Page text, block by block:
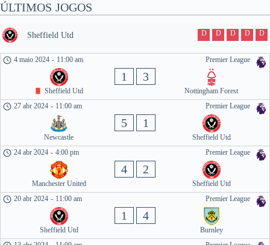
ÚLTIMOS JOGOS
Sheffield Utd D D D D D
Premier League
4 maio 2024 - 11:00 am
Sheffield Utd
1 3
Nottingham Forest
Premier League
27 abr 2024 - 11:00 am
Newcastle
5 1
Sheffield Utd
Premier League
24 abr 2024 - 4:00 pm
Manchester United
4 2
Sheffield Utd
Premier League
20 abr 2024 - 11:00 am
Sheffield Utd
1 4
Burnley